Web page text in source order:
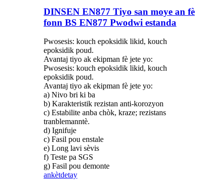
DINSEN EN877 Tiyo san moye an fè
fonn BS EN877 Pwodwi estanda
Pwosesis: kouch epoksidik likid, kouch
epoksidik poud.
Avantaj tiyo ak ekipman fè jete yo:
Pwosesis: kouch epoksidik likid, kouch
epoksidik poud.
Avantaj tiyo ak ekipman fè jete yo:
a) Nivo bri ki ba
b) Karakteristik rezistan anti-korozyon
c) Estabilite anba chòk, kraze; rezistans
tranblemanntè.
d) Ignifuje
c) Fasil pou enstale
e) Long lavi sèvis
f) Teste pa SGS
g) Fasil pou demonte
ankètdetay